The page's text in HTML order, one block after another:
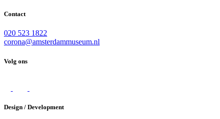
Contact
020 523 1822
corona@amsterdammuseum.nl
Volg ons
Design / Development